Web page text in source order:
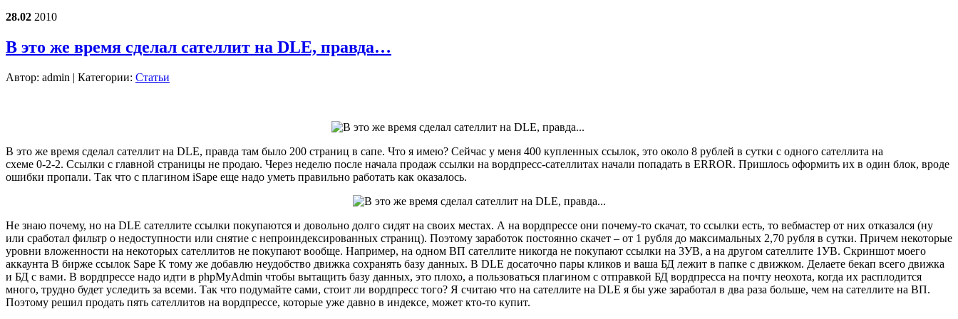
28.02 2010
В это же время сделал сателлит на DLE, правда…
Автор: admin | Категории: Статьи
В это же время сделал сателлит на DLE, правда там было 200 страниц в сапе. Что я имею? Сейчас у меня 400 купленных ссылок, это около 8 рублей в сутки с одного сателлита на
схеме 0-2-2. Ссылки с главной страницы не продаю. Через неделю после начала продаж ссылки на вордпресс-сателлитах начали попадать в ERROR. Пришлось оформить их в один блок, вроде
ошибки пропали. Так что с плагином iSape еще надо уметь правильно работать как оказалось.
Не знаю почему, но на DLE сателлите ссылки покупаются и довольно долго сидят на своих местах. А на вордпрессе они почему-то скачат, то ссылки есть, то вебмастер от них отказался (ну
или сработал фильтр о недоступности или снятие с непроиндексированных страниц). Поэтому заработок постоянно скачет – от 1 рубля до максимальных 2,70 рубля в сутки. Причем некоторые
уровни вложенности на некоторых сателлитов не покупают вообще. Например, на одном ВП сателлите никогда не покупают ссылки на 3УВ, а на другом сателлите 1УВ. Скриншот моего
аккаунта В бирже ссылок Sape К тому же добавлю неудобство движка сохранять базу данных. В DLE досаточно пары кликов и ваша БД лежит в папке с движком. Делаете бекап всего движка
и БД с вами. В вордпрессе надо идти в phpMyAdmin чтобы вытащить базу данных, это плохо, а пользоваться плагином с отправкой БД вордпресса на почту неохота, когда их расплодится
много, трудно будет уследить за всеми. Так что подумайте сами, стоит ли вордпресс того? Я считаю что на сателлите на DLE я бы уже заработал в два раза больше, чем на сателлите на ВП.
Поэтому решил продать пять сателлитов на вордпрессе, которые уже давно в индексе, может кто-то купит.